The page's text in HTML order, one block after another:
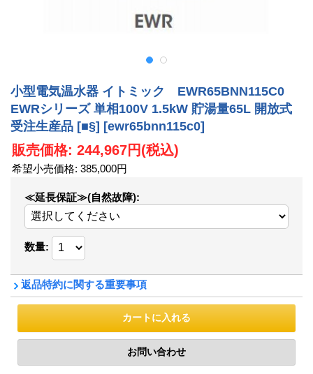
小型電気温水器 イトミック EWR65BNN115C0
EWRシリーズ 単相100V 1.5kW 貯湯量65L 開放式
受注生産品 [■§] [ewr65bnn115c0]
販売価格: 244,967円(税込)
希望小売価格: 385,000円
≪延長保証≫(自然故障):
数量:
返品特約に関する重要事項